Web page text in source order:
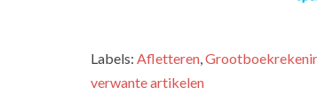
Labels: Afletteren,
verwante artikelen